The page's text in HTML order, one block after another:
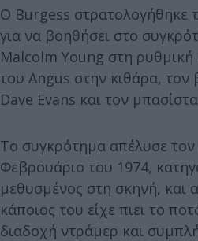
Ο Burgess στρατολογήθηκε
για να βοηθήσει στο
Malcolm Young στη ρυθμική
του Angus στην κιθάρα, τον
Dave Evans και τον
Το συγκρότημα απέλυσε
Φεβρουάριο του 1974,
μεθυσμένος στη σκηνή, και
κάποιος του είχε πιει το
διαδοχή ντράμερ και